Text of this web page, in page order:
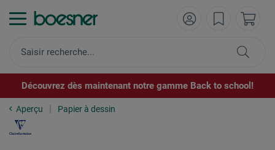
Découvrez dès maintenant notre gamme Back to school!
Aperçu Papier à dessin